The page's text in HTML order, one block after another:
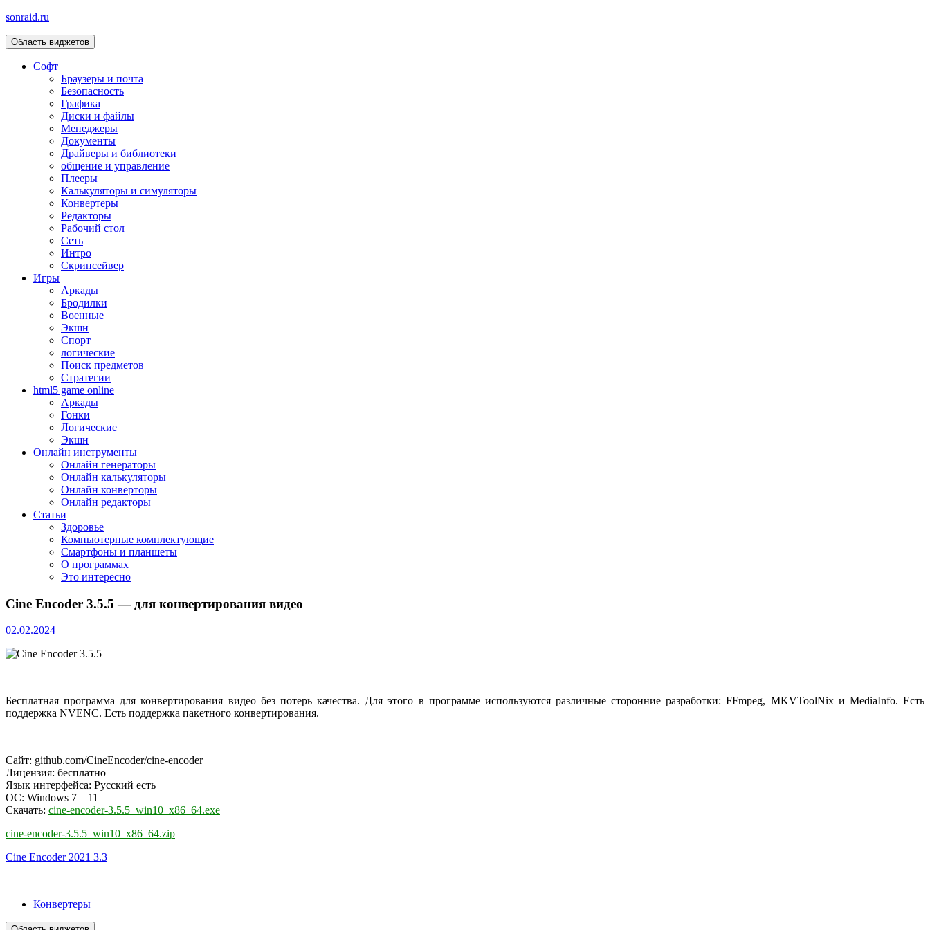
sonraid.ru
Скачивай программы, мини игры
Область виджетов
Софт
Браузеры и почта
Безопасность
Графика
Диски и файлы
Менеджеры
Документы
Драйверы и библиотеки
общение и управление
Плееры
Калькуляторы и симуляторы
Конвертеры
Редакторы
Рабочий стол
Сеть
Интро
Скринсейвер
Игры
Аркады
Бродилки
Военные
Экшн
Спорт
логические
Поиск предметов
Стратегии
html5 game online
Аркады
Гонки
Логические
Экшн
Онлайн инструменты
Онлайн генераторы
Онлайн калькуляторы
Онлайн конверторы
Онлайн редакторы
Статьи
Здоровье
Компьютерные комплектующие
Смартфоны и планшеты
О программах
Это интересно
Cine Encoder 3.5.5 — для конвертирования видео
02.02.2024
Бесплатная программа для конвертирования видео без потерь качества. Для этого в программе используются различные сторонние разработки: FFmpeg, MKVToolNix и MediaInfo. Есть
поддержка NVENC. Есть поддержка пакетного конвертирования.
Сайт: github.com/CineEncoder/cine-encoder
Лицензия: бесплатно
Язык интерфейса: Русский есть
ОС: Windows 7 – 11
Скачать: cine-encoder-3.5.5_win10_x86_64.exe
cine-encoder-3.5.5_win10_x86_64.zip
Cine Encoder 2021 3.3
Конвертеры